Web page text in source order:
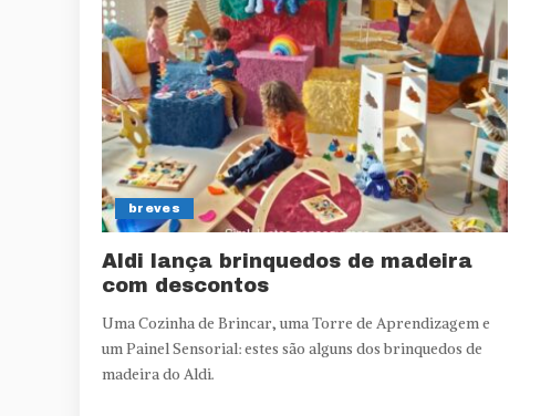
breves
Aldi lança brinquedos de madeira
com descontos
Uma Cozinha de Brincar, uma Torre de Aprendizagem e
um Painel Sensorial: estes são alguns dos brinquedos de
madeira do Aldi.